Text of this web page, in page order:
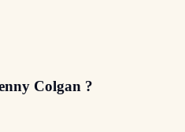
Colgan ?